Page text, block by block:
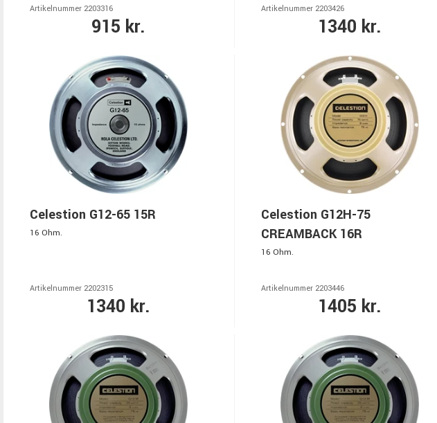
Artikelnummer 2203316
915 kr.
Artikelnummer 2203426
1340 kr.
Celestion G12-65 15R
16 Ohm.
Artikelnummer 2202315
1340 kr.
Celestion G12H-75
CREAMBACK 16R
16 Ohm.
Artikelnummer 2203446
1405 kr.